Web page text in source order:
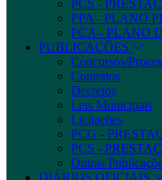
PCS -
PPA - PLANO
PCA - PLANO
PUBLICAÇÕES
Concursos/
Contratos
Decretos
Leis Municipais
Licitações
PCG -
PCS -
Outras
DIÁRIOS OFICIAIS